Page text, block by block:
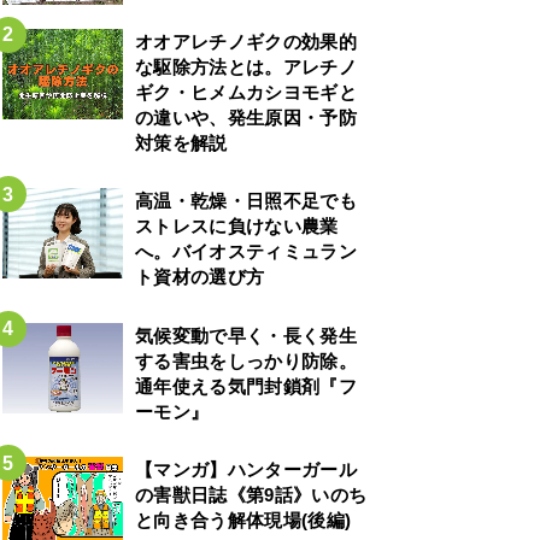
オオアレチノギクの効果的
な駆除方法とは。アレチノ
ギク・ヒメムカシヨモギと
の違いや、発生原因・予防
対策を解説
高温・乾燥・日照不足でも
ストレスに負けない農業
へ。バイオスティミュラン
ト資材の選び方
気候変動で早く・長く発生
する害虫をしっかり防除。
通年使える気門封鎖剤『フ
ーモン』
【マンガ】ハンターガール
の害獣日誌《第9話》いのち
と向き合う解体現場(後編)